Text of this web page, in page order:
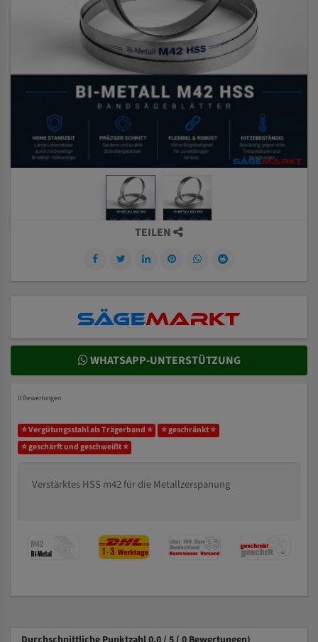
TEILEN
WHATSAPP-UNTERSTÜTZUNG
0 Bewertungen
⭐ Vergütungsstahl als Trägerband ⭐
⭐ geschränkt ⭐
⭐ geschärft und geschweißt ⭐
Verstärktes HSS m42 für die Metallzerspanung